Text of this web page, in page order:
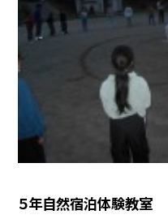
５年自然宿泊体験教室